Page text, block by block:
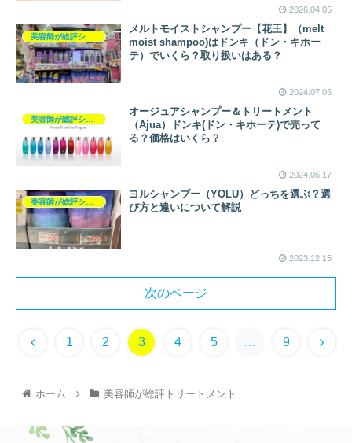
2026.04.05
メルトモイストシャンプー【花王】（melt
moist shampoo)はドンキ（ドン・キホー
テ）でいくら？取り扱いはある？
2024.07.05
オージュアシャンプー＆トリートメント
（Ajua）ドンキ(ドン・キホーテ)で売って
る？価格はいくら？
2024.06.17
美容師が総評シャンプー
ヨルシャンプー（YOLU）どっちを選ぶ？選
び方と違いについて解説
2023.12.15
次のページ
1 2 3 4 5 … 9
ホーム 美容師が総評トリートメント